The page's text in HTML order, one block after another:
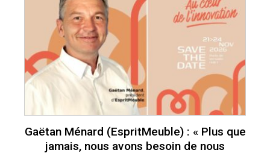
Gaëtan Ménard (EspritMeuble) : « Plus que
jamais, nous avons besoin de nous